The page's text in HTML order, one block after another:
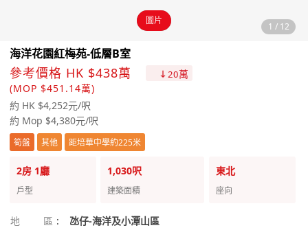
1 / 12
圖片
海洋花園紅梅苑-低層B室
參考價格 HK $438萬 20萬
(MOP $451.14萬)
約 HK $4,252元/呎
約 Mop $4,380元/呎
筍盤 其他 距培華中學約225米
2房 1廳
戶型
1,030呎
建築面積
東北
座向
地區 :
氹仔-海洋及小潭山區